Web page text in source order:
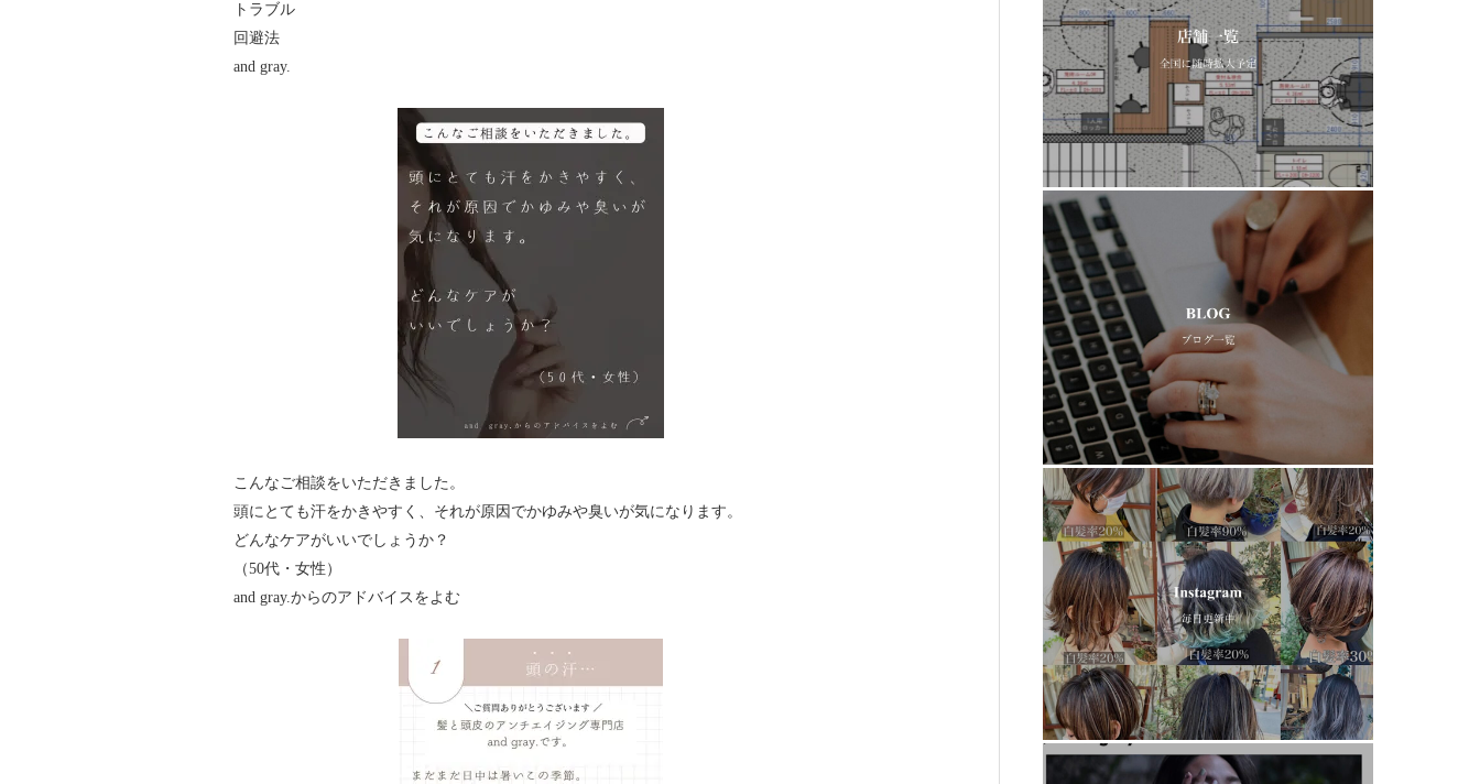
トラブル
回避法
and gray.
こんなご相談をいただきました。
頭にとても汗をかきやすく、それが原因でかゆみや臭いが気になります。
どんなケアがいいでしょうか？
（50代・女性）
and gray.からのアドバイスをよむ